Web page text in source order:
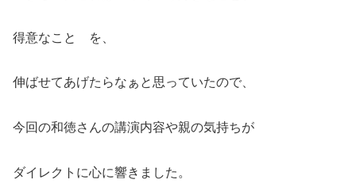
得意なこと を、
伸ばせてあげたらなぁと思っていたので、
今回の和徳さんの講演内容や親の気持ちが
ダイレクトに心に響きました。